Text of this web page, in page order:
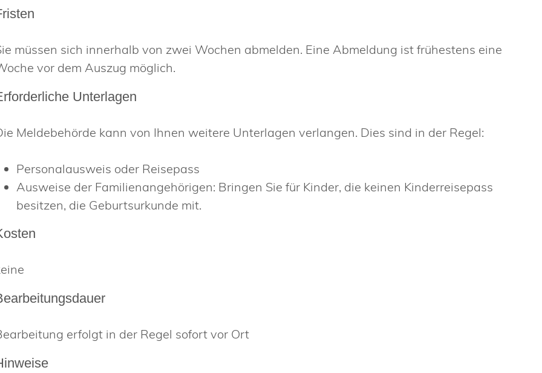
müssen sich innerhalb von zwei Wochen abmelden. Eine Abmeldung ist frühestens eine
vor dem Auszug möglich.
Unterlagen
Meldebehörde kann von Ihnen weitere Unterlagen verlangen. Dies sind in der Regel:
Personalausweis oder Reisepass
Ausweise der Familienangehörigen: Bringen Sie für Kinder, die keinen Kinderreisepass
besitzen, die Geburtsurkunde mit.
erfolgt in der Regel sofort vor Ort